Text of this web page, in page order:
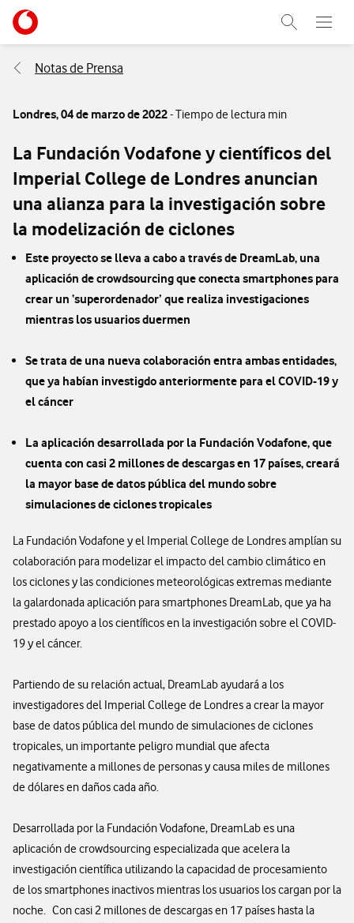
Ir a la pagina principal de vodafone.es
Abrir
Menu
Abre
Notas de Prensa
Londres,04 de marzo de 2022- Tiempo de lectura min
La Fundación Vodafone y científicos del
Imperial College de Londres anuncian
una alianza para la investigación sobre
la modelización de ciclones
Este proyecto se lleva a cabo a través de DreamLab, una
aplicación de crowdsourcing que conecta smartphones para
crear un ‘superordenador’ que realiza investigaciones
mientras los usuarios duermen
Se trata de una nueva colaboración entra ambas entidades,
que ya habían investigdo anteriormente para el COVID-19 y
el cáncer
La aplicación desarrollada por la Fundación Vodafone, que
cuenta con casi 2 millones de descargas en 17 países, creará
la mayor base de datos pública del mundo sobre
simulaciones de ciclones tropicales
La Fundación Vodafone y el Imperial College de Londres amplían su
colaboración para modelizar el impacto del cambio climático en
los ciclones y las condiciones meteorológicas extremas mediante
la galardonada aplicación para smartphones DreamLab, que ya ha
prestado apoyo a los científicos en la investigación sobre el COVID-
19 y el cáncer.
Partiendo de su relación actual, DreamLab ayudará a los
investigadores del Imperial College de Londres a crear la mayor
base de datos pública del mundo de simulaciones de ciclones
tropicales, un importante peligro mundial que afecta
negativamente a millones de personas y causa miles de millones
de dólares en daños cada año.
Desarrollada por la Fundación Vodafone, DreamLab es una
aplicación de crowdsourcing especializada que acelera la
investigación científica utilizando la capacidad de procesamiento
de los smartphones inactivos mientras los usuarios los cargan por la
noche. Con casi 2 millones de descargas en 17 países hasta la